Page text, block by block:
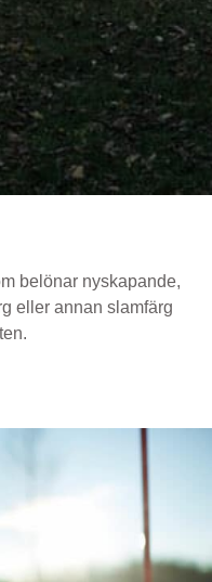
belönar nyskapande,
eller annan slamfärg